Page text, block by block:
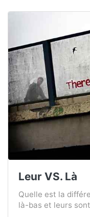
Leur VS. Là
Quelle est la
là-bas et leurs